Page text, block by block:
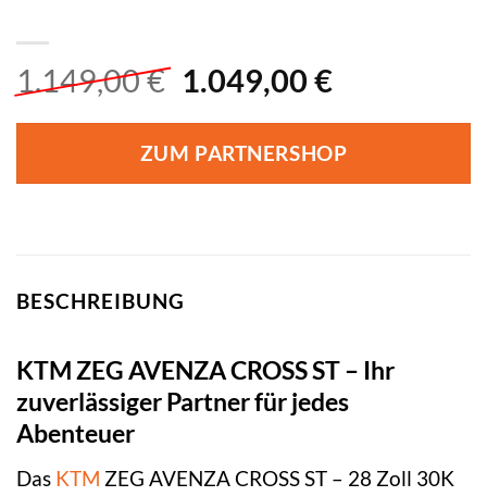
1.149,00€ Ursprünglicher
war:
1.149,00 €
1.049,00 €Aktueller
ist:
1.049,00
ZUM PARTNERSHOP
BESCHREIBUNG
KTM ZEG AVENZA CROSS ST – Ihr
zuverlässiger Partner für jedes
Abenteuer
Das KTM ZEG AVENZA CROSS ST – 28 Zoll 30K